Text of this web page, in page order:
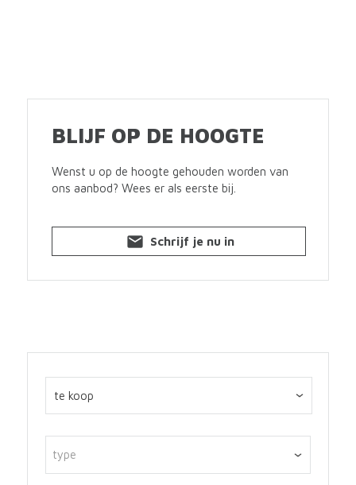
BLIJF OP DE HOOGTE
Wenst u op de hoogte gehouden worden van
ons aanbod? Wees er als eerste bij.
Schrijf je nu in
type